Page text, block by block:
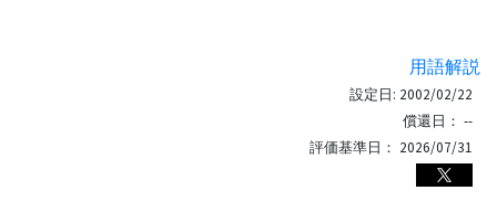
用語解説
設定日: 2002/02/22
償還日： --
評価基準日： 2026/07/31